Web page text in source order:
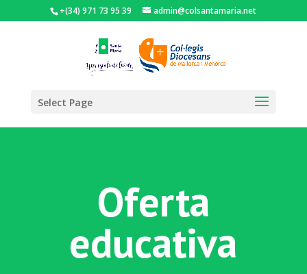
+(34) 971 73 95 39 admin@colsantamaria.net
Select Page
Oferta
educativa